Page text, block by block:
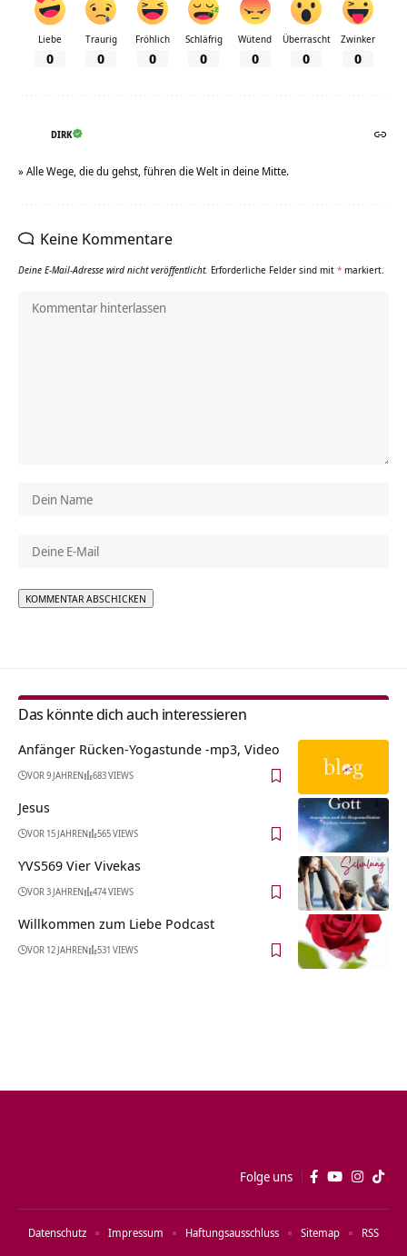
Liebe
0
Traurig
0
Fröhlich
0
Schläfrig
0
Wütend
0
Überrascht
0
Zwinker
0
DIRK
» Alle Wege, die du gehst, führen die Welt in deine Mitte.
Keine Kommentare
Deine E-Mail-Adresse wird nicht veröffentlicht. Erforderliche Felder sind mit * markiert.
Das könnte dich auch interessieren
Anfänger Rücken-Yogastunde -mp3, Video
VOR 9 JAHREN 683 VIEWS
Jesus
VOR 15 JAHREN 565 VIEWS
YVS569 Vier Vivekas
VOR 3 JAHREN 474 VIEWS
Willkommen zum Liebe Podcast
VOR 12 JAHREN 531 VIEWS
Folge uns
Datenschutz Impressum Haftungsausschluss Sitemap RSS